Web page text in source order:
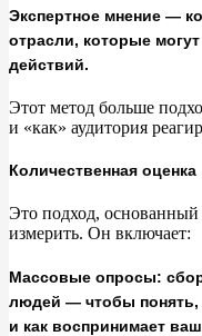
Экспертное мнение —
отрасли, которые
действий.
Этот метод больше
и «как» аудитория
Количественная оценка
Это подход, основанный
измерить. Он включает:
Массовые опросы:
людей — чтобы понять,
и как воспринимает ваш